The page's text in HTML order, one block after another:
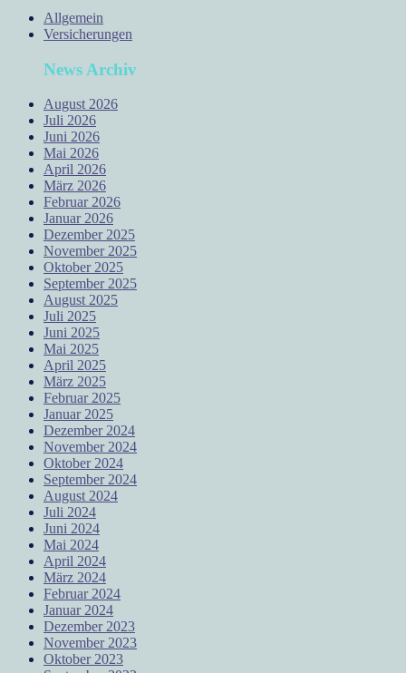
Allgemein
Versicherungen
News Archiv
August 2026
Juli 2026
Juni 2026
Mai 2026
April 2026
März 2026
Februar 2026
Januar 2026
Dezember 2025
November 2025
Oktober 2025
September 2025
August 2025
Juli 2025
Juni 2025
Mai 2025
April 2025
März 2025
Februar 2025
Januar 2025
Dezember 2024
November 2024
Oktober 2024
September 2024
August 2024
Juli 2024
Juni 2024
Mai 2024
April 2024
März 2024
Februar 2024
Januar 2024
Dezember 2023
November 2023
Oktober 2023